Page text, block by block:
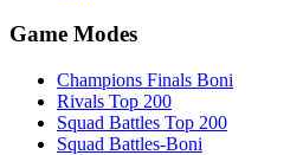
Game Modes
Champions Finals Boni
Rivals Top 200
Squad Battles Top 200
Squad Battles-Boni